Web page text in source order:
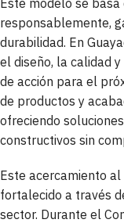
responsablemente,
durabilidad. En
el diseño, la calidad
de acción para el
de productos y
ofreciendo
constructivos sin
Este acercamiento
fortalecido a través
sector. Durante el